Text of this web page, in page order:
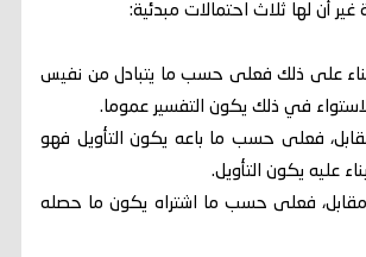
غير أن لها ثلاث احتمالات مبدئية:
على ذلك فعلى حسب ما يتبادل من نفيس
في ذلك يكون التفسير عموما.
فعلى حسب ما باعه يكون التأويل فهو
عليه يكون التأويل.
فعلى حسب ما اشتراه يكون ما حصله